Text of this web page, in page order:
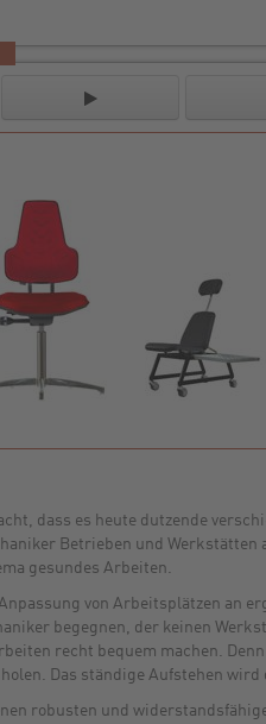
dass es heute dutzende
Betrieben und
gesundes Arbeiten.
von Arbeitsplätzen an
begegnen, der keinen
recht bequem machen.
Das ständige Aufstehen
robusten und